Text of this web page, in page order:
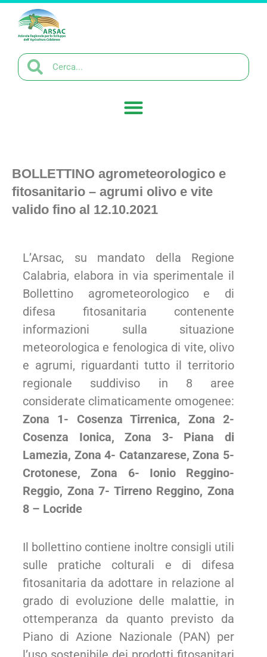
BOLLETTINO agrometeorologico e
fitosanitario – agrumi olivo e vite
valido fino al 12.10.2021
L’Arsac, su mandato della Regione
Calabria, elabora in via sperimentale il
Bollettino agrometeorologico e di
difesa fitosanitaria contenente
informazioni sulla situazione
meteorologica e fenologica di vite, olivo
e agrumi, riguardanti tutto il territorio
regionale suddiviso in 8 aree
considerate climaticamente omogenee:
Zona 1- Cosenza Tirrenica, Zona 2-
Cosenza Ionica,Zona 3- Piana di
Lamezia, Zona 4- Catanzarese,Zona 5-
Crotonese,Zona 6- Ionio Reggino-
Reggio, Zona 7- Tirreno Reggino,Zona
8 – Locride
Il bollettino contiene inoltre consigli utili
sulle pratiche colturali e di difesa
fitosanitaria da adottare in relazione al
grado di evoluzione delle malattie, in
ottemperanza da quanto previsto da
Piano di Azione Nazionale (PAN) per